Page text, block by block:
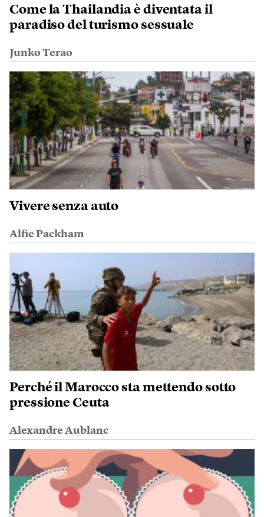
Come la Thailandia è diventata il
paradiso del turismo sessuale
Junko Terao
Vivere senza auto
Alfie Packham
Perché il Marocco sta mettendo sotto
pressione Ceuta
Alexandre Aublanc